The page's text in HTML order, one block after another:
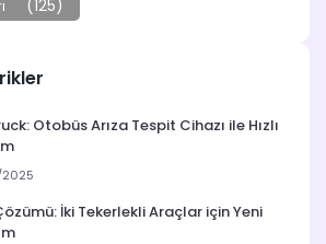
(125)
Otobüs Arıza Tespit Cihazı ile Hızlı
İki Tekerlekli Araçlar için Yeni